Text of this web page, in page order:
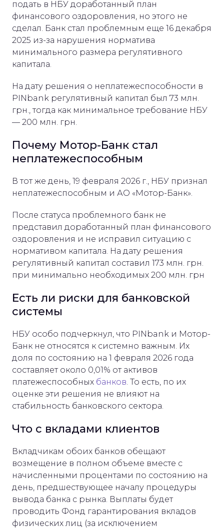
подать в НБУ доработанный план
финансового оздоровления, но этого не
сделал. Банк стал проблемным еще 16 декабря
2025 из-за нарушения норматива
минимального размера регулятивного
капитала.
На дату решения о неплатежеспособности в
PINbank регулятивный капитал был 73 млн.
грн., тогда как минимальное требование НБУ
— 200 млн. грн.
Почему Мотор-Банк стал
неплатежеспособным
В тот же день, 19 февраля 2026 г., НБУ признал
неплатежеспособным и АО «Мотор-Банк».
После статуса проблемного банк не
представил доработанный план финансового
оздоровления и не исправил ситуацию с
нормативом капитала. На дату решения
регулятивный капитал составил 173 млн. грн.
при минимально необходимых 200 млн. грн
Есть ли риски для банковской
системы
НБУ особо подчеркнул, что PINbank и Мотор-
Банк не относятся к системно важным. Их
доля по состоянию на 1 февраля 2026 года
составляет около 0,01% от активов
платежеспособных банков. То есть, по их
оценке эти решения не влияют на
стабильность банковского сектора.
Что с вкладами клиентов
Вкладчикам обоих банков обещают
возмещение в полном объеме вместе с
начисленными процентами по состоянию на
день, предшествующее началу процедуры
вывода банка с рынка. Выплаты будет
проводить Фонд гарантирования вкладов
физических лиц (за исключением